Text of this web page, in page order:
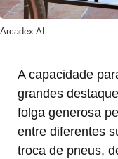
Arcadex AL
A capacidade
grandes
folga generosa
entre diferentes
troca de pneus,